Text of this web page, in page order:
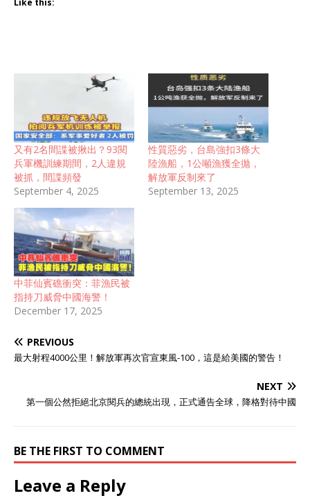
Like this:
又有2名間諜被揪出？93閱
兵軍機訓練期間，2人違規
被抓，間諜頻發
September 4, 2025
性質惡劣，台島強扣3條大
陸漁船，1公噸漁獲全拋，
解放軍反制來了
September 13, 2025
中菲仙賓礁衝突：菲漁民被
指持刀威脅中國海警！
December 17, 2025
PREVIOUS
最大射程4000公里！解放軍再次官宣東風-100，這是給美國的警告！
NEXT
第一個公然拒絕北京閱兵的總統出現，正式通告全球，降格對待中國
BE THE FIRST TO COMMENT
Leave a Reply